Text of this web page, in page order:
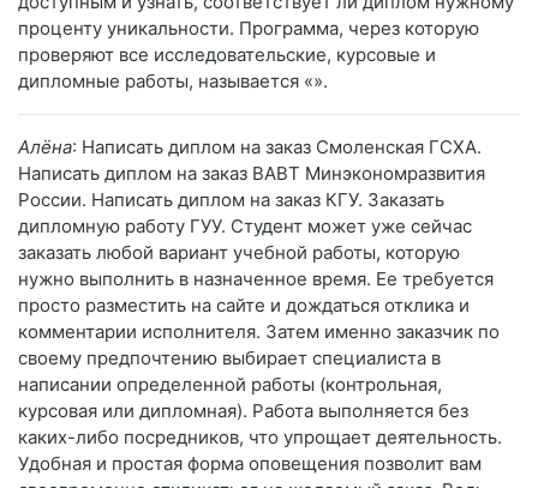
проценту уникальности. Программа, через которую
проверяют все исследовательские, курсовые и
дипломные работы, называется «».
Алёна: Написать диплом на заказ Смоленская ГСХА.
Написать диплом на заказ ВАВТ Минэкономразвития
России. Написать диплом на заказ КГУ. Заказать
дипломную работу ГУУ. Студент может уже сейчас
заказать любой вариант учебной работы, которую
нужно выполнить в назначенное время. Ее требуется
просто разместить на сайте и дождаться отклика и
комментарии исполнителя. Затем именно заказчик по
своему предпочтению выбирает специалиста в
написании определенной работы (контрольная,
курсовая или дипломная). Работа выполняется без
каких-либо посредников, что упрощает деятельность.
Удобная и простая форма оповещения позволит вам